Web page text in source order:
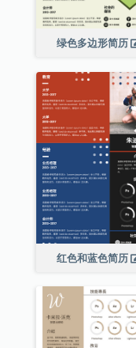
绿色多边形简历
红色和蓝色简历